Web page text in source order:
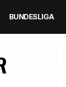
BUNDESLIGA